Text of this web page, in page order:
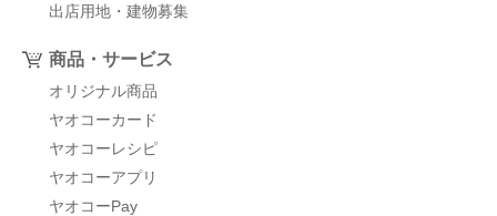
出店用地・建物募集
商品・サービス
オリジナル商品
ヤオコーカード
ヤオコーレシピ
ヤオコーアプリ
ヤオコーPay